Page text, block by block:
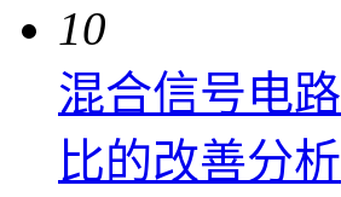
10
混合信号电
比的改善分析